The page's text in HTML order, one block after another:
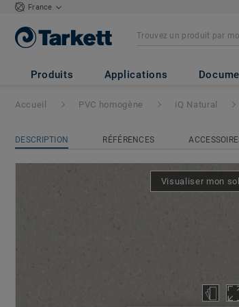
France
Produits Applications
iQ Natural - Natural
Accueil PVC homogène iQ Natural
DESCRIPTION RÉFÉRENCES
Visualiser mon sol